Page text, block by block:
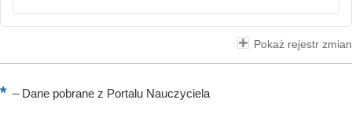
Pokaż rejestr zmian
–Dane pobrane z Portalu Nauczyciela